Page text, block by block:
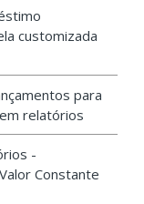
customizada
para
relatórios
-
Constante